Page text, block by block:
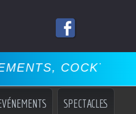
MISS,
SPECTACLES